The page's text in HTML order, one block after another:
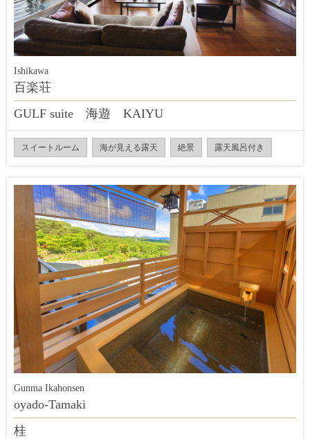
Ishikawa
百楽荘
GULF suite 海遊 KAIYU
スイートルーム 海が見える露天 絶景 露天風呂付き
Gunma Ikahonsen
oyado-Tamaki
桂